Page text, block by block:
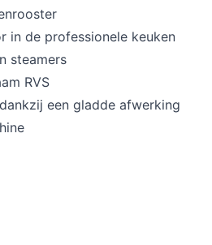
in de professionele keuken
steamers
RVS
een gladde afwerking